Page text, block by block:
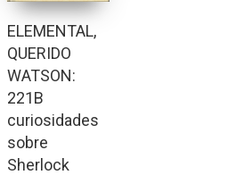
ELEMENTAL,
QUERIDO
WATSON:
221B
curiosidades
sobre
Sherlock